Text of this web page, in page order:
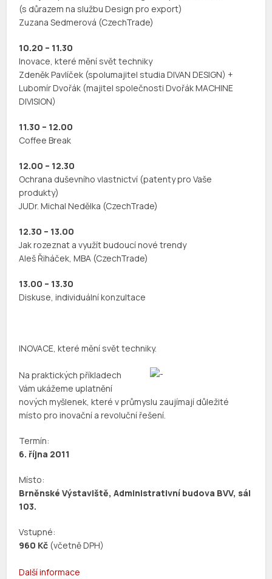
(s důrazem na službu Design pro export)
Zuzana Sedmerová (CzechTrade)
10.20 – 11.30
Inovace, které mění svět techniky
Zdeněk Pavlíček (spolumajitel studia DIVAN DESIGN) +
Lubomír Dvořák (majitel společnosti Dvořák MACHINE
DIVISION)
11.30 – 12.00
Coffee Break
12.00 – 12.30
Ochrana duševního vlastnictví (patenty pro Vaše
produkty)
JUDr. Michal Nedělka (CzechTrade)
12.30 – 13.00
Jak rozeznat a využít budoucí nové trendy
Aleš Řiháček, MBA (CzechTrade)
13.00 – 13.30
Diskuse, individuální konzultace
INOVACE, které mění svět techniky.
Na praktických příkladech
Vám ukážeme uplatnění
nových myšlenek, které v průmyslu zaujímají důležité
místo pro inovační a revoluční řešení.
Termín:
6. října 2011
Místo:
Brněnské Výstaviště, Administrativní budova BVV, sál
103.
Vstupné:
960 Kč (včetně DPH)
Další informace